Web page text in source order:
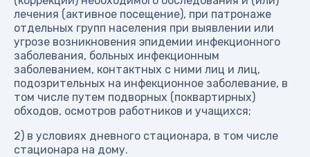
лечения (активное посещение), при патронаже
отдельных групп населения при выявлении или
угрозе возникновения эпидемии инфекционного
заболевания, больных инфекционным
заболеванием, контактных с ними лиц и лиц,
подозрительных на инфекционное заболевание, в
том числе путем подворных (поквартирных)
обходов, осмотров работников и учащихся;
2) в условиях дневного стационара, в том числе
стационара на дому.